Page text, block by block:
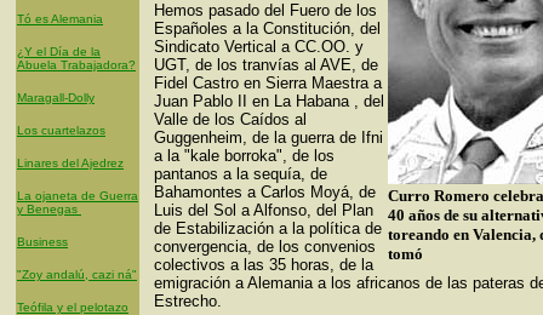
Tó es Alemania
¿Y el Día de la
Abuela Trabajadora?
Maragall-Dolly
Los cuartelazos
Linares del Ajedrez
La ojaneta de Guerra
y Benegas
Business
"Zoy andalú, cazi ná"
Teófila y el pelotazo
Curro Romero
40 años de su
toreando en Valencia,
tomó
Hemos pasado del Fuero de los
Españoles a la Constitución, del
Sindicato Vertical a CC.OO. y
UGT, de los tranvías al AVE, de
Fidel Castro en Sierra Maestra a
Juan Pablo II en La Habana , del
Valle de los Caídos al
Guggenheim, de la guerra de Ifni
a la "kale borroka", de los
pantanos a la sequía, de
Bahamontes a Carlos Moyá, de
Luis del Sol a Alfonso, del Plan
de Estabilización a la política de
convergencia, de los convenios
colectivos a las 35 horas, de la
emigración a Alemania a los africanos de las pateras
Estrecho.